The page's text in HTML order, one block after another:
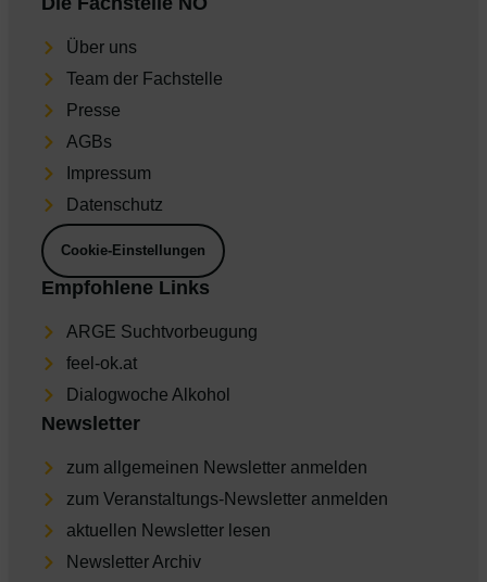
Über uns
Team der Fachstelle
Presse
AGBs
Impres­sum
Daten­schutz
Cookie-Einstellungen
Empfohlene Links
ARGE Suchtvorbeugung
feel-ok.at
Dia­log­wo­che Alkohol
Newsletter
zum allgemeinen Newsletter anmelden
zum Veranstaltungs-Newsletter anmelden
aktu­el­len Newsletter lesen
Newsletter Archiv